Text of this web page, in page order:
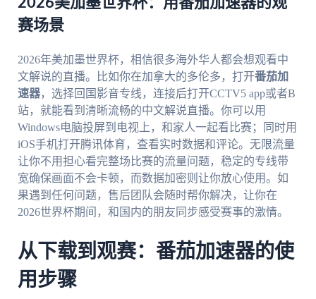
赛场景
2026年美加墨世界杯，相信很多海外华人都会想观看中
文解说的直播。比如你在加拿大的多伦多，打开番茄加
速器，选择回国影音专线，连接后打开CCTV5 app或者B
站，就能看到清晰流畅的中文解说直播。你可以用
Windows电脑投屏到电视上，和家人一起看比赛；同时用
iOS手机打开腾讯体育，查看实时数据和评论。无限流量
让你不用担心看完整场比赛的流量问题，稳定的专线带
宽确保画面不会卡顿，而数据加密则让你放心使用。如
果遇到任何问题，售后团队会随时帮你解决，让你在
2026世界杯期间，和国内的朋友同步感受赛事的激情。
从下载到观赛：番茄加速器的使
用步骤